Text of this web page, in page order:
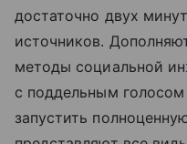
достаточно двух
источников.
методы социальной
с поддельным
запустить